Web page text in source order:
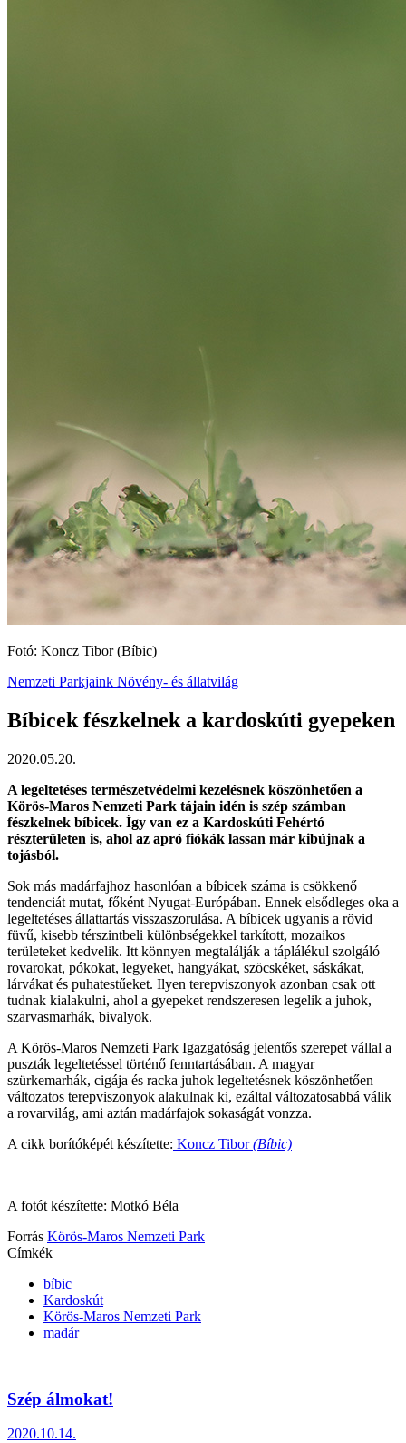
Fotó: Koncz Tibor (Bíbic)
Nemzeti Parkjaink Növény- és állatvilág
Bíbicek fészkelnek a kardoskúti gyepeken
2020.05.20.
A legeltetéses természetvédelmi kezelésnek köszönhetően a
Körös-Maros Nemzeti Park tájain idén is szép számban
fészkelnek bíbicek. Így van ez a Kardoskúti Fehértó
részterületen is, ahol az apró fiókák lassan már kibújnak a
tojásból.
Sok más madárfajhoz hasonlóan a bíbicek száma is csökkenő
tendenciát mutat, főként Nyugat-Európában. Ennek elsődleges oka a
legeltetéses állattartás visszaszorulása. A bíbicek ugyanis a rövid
füvű, kisebb térszintbeli különbségekkel tarkított, mozaikos
területeket kedvelik. Itt könnyen megtalálják a táplálékul szolgáló
rovarokat, pókokat, legyeket, hangyákat, szöcskéket, sáskákat,
lárvákat és puhatestűeket. Ilyen terepviszonyok azonban csak ott
tudnak kialakulni, ahol a gyepeket rendszeresen legelik a juhok,
szarvasmarhák, bivalyok.
A Körös-Maros Nemzeti Park Igazgatóság jelentős szerepet vállal a
puszták legeltetéssel történő fenntartásában. A magyar
szürkemarhák, cigája és racka juhok legeltetésnek köszönhetően
változatos terepviszonyok alakulnak ki, ezáltal változatosabbá válik
a rovarvilág, ami aztán madárfajok sokaságát vonzza.
A cikk borítóképét készítette: Koncz Tibor(Bíbic)
A fotót készítette: Motkó Béla
Forrás Körös-Maros Nemzeti Park
Címkék
bíbic
Kardoskút
Körös-Maros Nemzeti Park
madár
Szép álmokat!
2020.10.14.